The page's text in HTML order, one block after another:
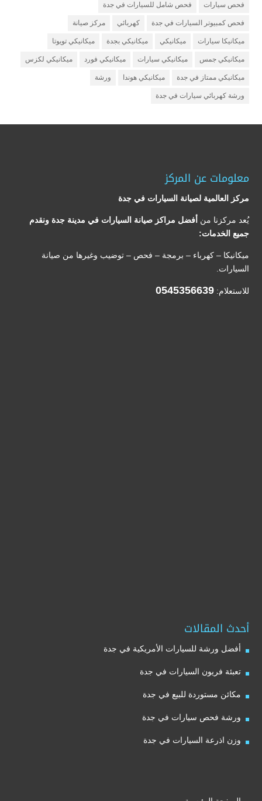
فحص سيارات فحص شامل للسيارات في جدة
فحص كمبيوتر السيارات في جدة كهربائي مركز صيانة
ميكانيكا سيارات ميكانيكي ميكانيكي بجدة ميكانيكي تويوتا
ميكانيكي جمس ميكانيكي سيارات ميكانيكي فورد ميكانيكي لكزس
ميكانيكي ممتاز في جدة ميكانيكي هوندا ورشة
ورشة كهربائي سيارات في جدة
معلومات عن المركز
مركز العالمية لصيانة السيارات في جدة
يُعد مركزنا من أفضل مراكز صيانة السيارات في مدينة جدة ونقدم
جميع الخدمات:
ميكانيكا – كهرباء – برمجة – فحص – توضيب وغيرها من صيانة
السيارات.
للاستعلام: 0545356639
أحدث المقالات
أفضل ورشة للسيارات الأمريكية في جدة
تعبئة فريون السيارات في جدة
مكائن مستوردة للبيع في جدة
ورشة فحص سيارات في جدة
وزن اذرعة السيارات في جدة